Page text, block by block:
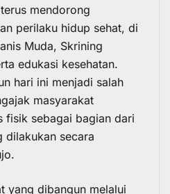
mendorong
perilaku hidup sehat, di
Muda, Skrining
edukasi kesehatan.
hari ini menjadi salah
masyarakat
fisik sebagai bagian dari
dilakukan secara
yang dibangun melalui